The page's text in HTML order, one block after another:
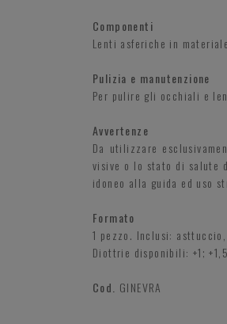
Componenti
Lenti asferiche in
Pulizia e manutenzione
Per pulire gli occhiali e
Avvertenze
Da utilizzare
visive o lo stato di salute
idoneo alla guida ed uso
Formato
1 pezzo. Inclusi:
Diottrie disponibili: +1;
Cod. GINEVRA